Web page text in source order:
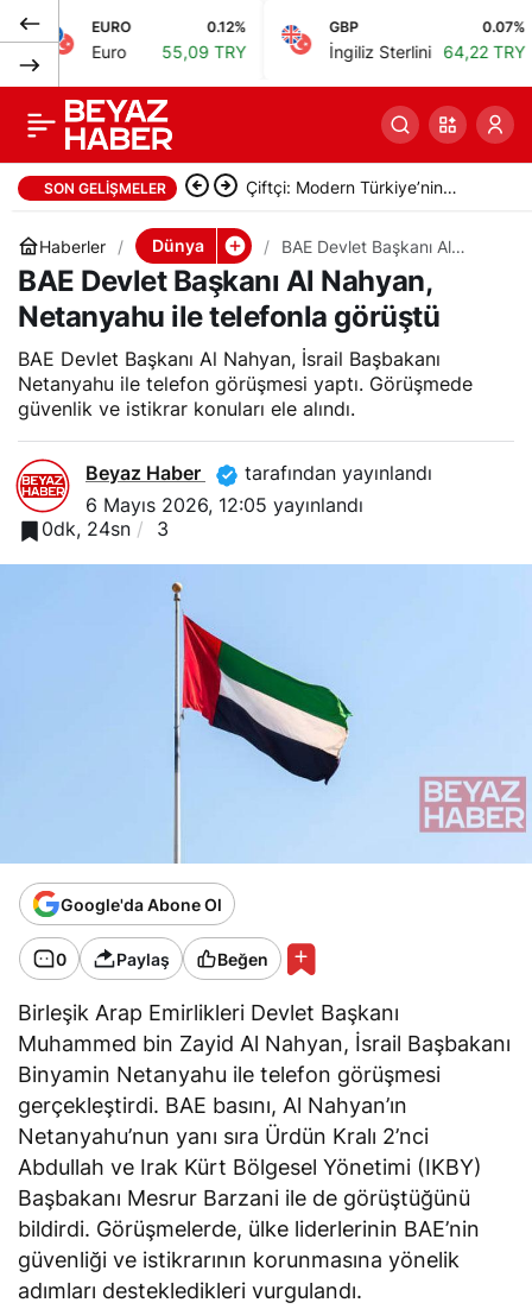
EURO 0.12%
Euro 55,09 TRY
GBP 0.07%
İngiliz Sterlini 64,22 TRY
SON GELIŞMELER Çiftçi: Modern Türkiye’nin
inşasında Cumhurbaşkanımızın
büyük emekleri var
Haberler Dünya
BAE Devlet Başkanı Al
Nahyan, Netanyahu ile
telefonla görüştü
BAE Devlet Başkanı Al Nahyan,
Netanyahu ile telefonla görüştü
BAE Devlet Başkanı Al Nahyan, İsrail Başbakanı
Netanyahu ile telefon görüşmesi yaptı. Görüşmede
güvenlik ve istikrar konuları ele alındı.
Beyaz Haber
tarafından yayınlandı
6 Mayıs 2026, 12:05 yayınlandı
0dk, 24sn
3
Google'da Abone Ol
0 Paylaş Beğen
Birleşik Arap Emirlikleri Devlet Başkanı
Muhammed bin Zayid Al Nahyan, İsrail Başbakanı
Binyamin Netanyahu ile telefon görüşmesi
gerçekleştirdi. BAE basını, Al Nahyan’ın
Netanyahu’nun yanı sıra Ürdün Kralı 2’nci
Abdullah ve Irak Kürt Bölgesel Yönetimi (IKBY)
Başbakanı Mesrur Barzani ile de görüştüğünü
bildirdi. Görüşmelerde, ülke liderlerinin BAE’nin
güvenliği ve istikrarının korunmasına yönelik
adımları destekledikleri vurgulandı.
Tahran’da alışveriş
merkezinde yangın: 8
kişi hayatını kaybetti
Paylaş